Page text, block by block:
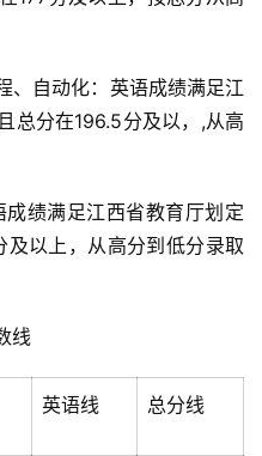
、自动化：英语成绩满足江
总分在196.5分及以，,从高
绩满足江西省教育厅划定
以上，从高分到低分录取
线
英语线 总分线